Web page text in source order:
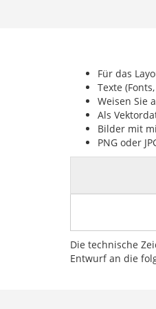
Für das
Texte
Weisen Sie
Als
Bilder mit
PNG oder
Die technische
Entwurf an die